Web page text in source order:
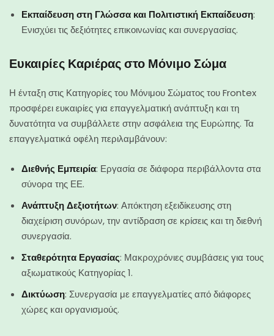
Εκπαίδευση στη Γλώσσα και Πολιτιστική Εκπαίδευση:
Ενισχύει τις δεξιότητες επικοινωνίας και συνεργασίας.
Ευκαιρίες Καριέρας στο Μόνιμο Σώμα
Η ένταξη στις Κατηγορίες του Μόνιμου Σώματος του Frontex
προσφέρει ευκαιρίες για επαγγελματική ανάπτυξη και τη
δυνατότητα να συμβάλλετε στην ασφάλεια της Ευρώπης. Τα
επαγγελματικά οφέλη περιλαμβάνουν:
Διεθνής Εμπειρία: Εργασία σε διάφορα περιβάλλοντα στα
σύνορα της ΕΕ.
Ανάπτυξη Δεξιοτήτων: Απόκτηση εξειδίκευσης στη
διαχείριση συνόρων, την αντίδραση σε κρίσεις και τη διεθνή
συνεργασία.
Σταθερότητα Εργασίας: Μακροχρόνιες συμβάσεις για τους
αξιωματικούς Κατηγορίας 1.
Δικτύωση: Συνεργασία με επαγγελματίες από διάφορες
χώρες και οργανισμούς.